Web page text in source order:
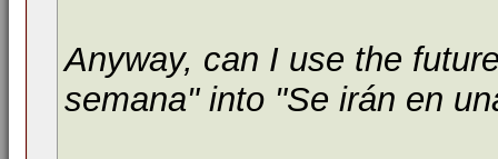
Anyway, can I use the
semana" into "Se irán en